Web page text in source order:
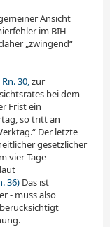
Ansicht
im BIH-
„zwingend“
Rn. 30,zur
bei dem
Frist ein
so tritt an
Der letzte
gesetzlicher
vier Tage
36) Das ist
- muss also